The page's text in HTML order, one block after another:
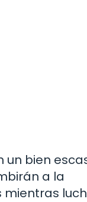
un bien
a la
mientras